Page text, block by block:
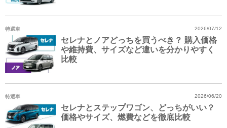
特選車 2026/07/12
セレナとノアどっちを買うべき？ 購入価格
や維持費、サイズなど違いを分かりやすく
比較
特選車 2026/06/20
セレナとステップワゴン、どっちがいい？
価格やサイズ、燃費などを徹底比較